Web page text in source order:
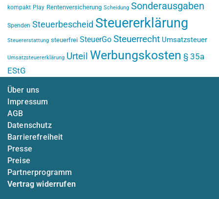
kompakt Play Rentenversicherung Scheidung Sonderausgaben
Spenden Steuerbescheid Steuererklärung
Steuererstattung steuerfrei SteuerGo Steuerrecht Umsatzsteuer
Umsatzsteuererklärung Urteil Werbungskosten § 35a
EStG
Über uns
Impressum
AGB
Datenschutz
Barrierefreiheit
Presse
Preise
Partnerprogramm
Vertrag widerrufen